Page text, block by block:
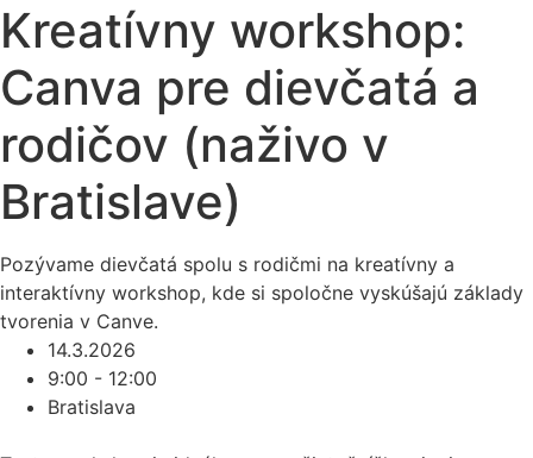
Kreatívny workshop:
Canva pre dievčatá a
rodičov (naživo v
Bratislave)
Pozývame dievčatá spolu s rodičmi na kreatívny a
interaktívny workshop, kde si spoločne vyskúšajú základy
tvorenia v Canve.
14.3.2026
9:00 - 12:00
Bratislava